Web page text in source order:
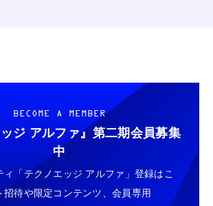
BECOME A MEMBER
ジ アルファ』 第二期会員募集
中
ィ「テクノエッジ アルファ」登録はこ
招待や限定コンテンツ、会員専用